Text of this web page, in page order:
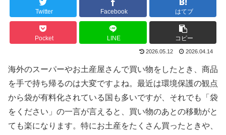
Twitter Facebook はてブ
Pocket LINE コピー
2026.05.12 2026.04.14
海外のスーパーやお土産屋さんで買い物をしたとき、商品
を手で持ち帰るのは大変ですよね。最近は環境保護の観点
から袋が有料化されている国も多いですが、それでも「袋
をください」の一言が言えると、買い物のあとの移動がと
ても楽になります。特にお土産をたくさん買ったときや、